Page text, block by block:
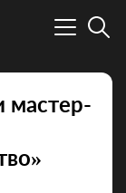
мастер-